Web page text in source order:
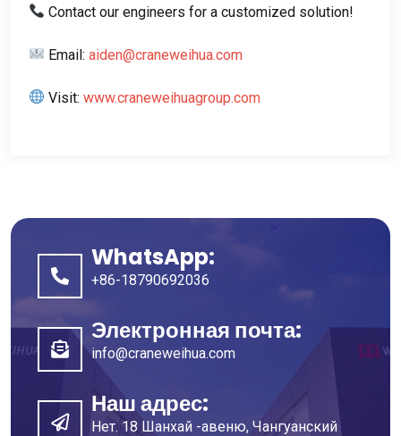
Contact our engineers for a customized solution!
Email:aiden@craneweihua.com
Visit:www.craneweihuagroup.com
WhatsApp:
+86-18790692036
Электронная почта:
info@craneweihua.com
Наш адрес:
Нет. 18 Шанхай -авеню, Чангуанский